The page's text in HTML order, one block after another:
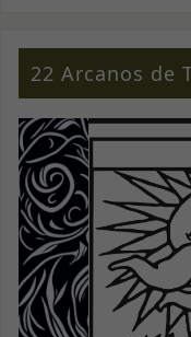
22 Arcanos de